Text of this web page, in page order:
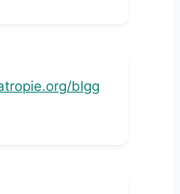
blgg